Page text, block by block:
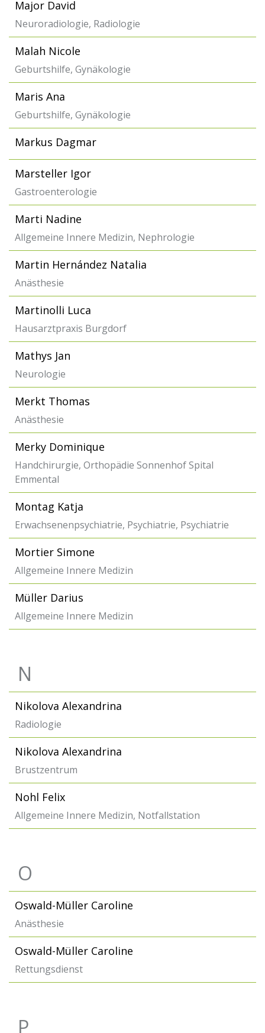
Major David
Neuroradiologie, Radiologie
Malah Nicole
Geburtshilfe, Gynäkologie
Maris Ana
Geburtshilfe, Gynäkologie
Markus Dagmar
Marsteller Igor
Gastroenterologie
Marti Nadine
Allgemeine Innere Medizin, Nephrologie
Martin Hernández Natalia
Anästhesie
Martinolli Luca
Hausarztpraxis Burgdorf
Mathys Jan
Neurologie
Merkt Thomas
Anästhesie
Merky Dominique
Handchirurgie, Orthopädie Sonnenhof Spital
Emmental
Montag Katja
Erwachsenenpsychiatrie, Psychiatrie, Psychiatrie
Mortier Simone
Allgemeine Innere Medizin
Müller Darius
Allgemeine Innere Medizin
N
Nikolova Alexandrina
Radiologie
Nikolova Alexandrina
Brustzentrum
Nohl Felix
Allgemeine Innere Medizin, Notfallstation
O
Oswald-Müller Caroline
Anästhesie
Oswald-Müller Caroline
Rettungsdienst
P